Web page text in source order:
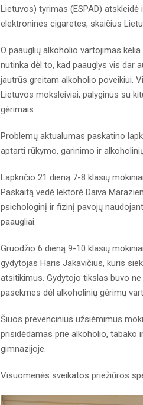
Lietuvos) tyrimas (ESPAD)
elektronines cigaretes, skaičius
O paauglių alkoholio vartojimas
nutinka dėl to, kad paauglys vis dar
jautrūs greitam alkoholio poveikiui.
Lietuvos moksleiviai, palyginus su
gėrimais.
Problemų aktualumas paskatino
aptarti rūkymo, garinimo ir
Lapkričio 21 dieną 7-8 klasių
Paskaitą vedė lektorė Daiva
psichologinį ir fizinį pavojų
paaugliai.
Gruodžio 6 dieną 9-10 klasių
gydytojas Haris Jakavičius, kuris
atsitikimus. Gydytojo tikslas buvo
pasekmes dėl alkoholinių gėrimų
Šiuos prevencinius užsiėmimus
prisidėdamas prie alkoholio, tabako
gimnazijoje.
Visuomenės sveikatos priežiūros